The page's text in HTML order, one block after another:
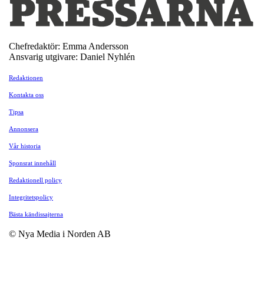
Chefredaktör: Emma Andersson
Ansvarig utgivare: Daniel Nyhlén
Redaktionen
Kontakta oss
Tipsa
Annonsera
Vår historia
Sponsrat innehåll
Redaktionell policy
Integritetspolicy
Bästa kändissajterna
© Nya Media i Norden AB